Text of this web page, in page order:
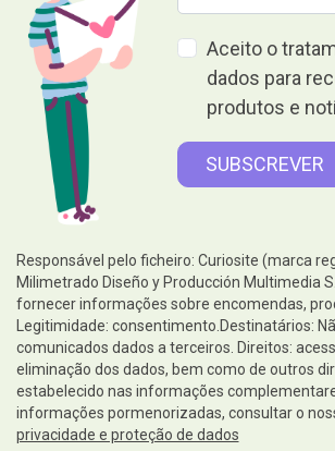
Aceito o
dados para
produtos e
Responsável pelo ficheiro: Curiosite (marca
Milimetrado Diseño y Producción Multimedia
fornecer informações sobre encomendas,
Legitimidade: consentimento.Destinatários:
comunicados dados a terceiros. Direitos:
eliminação dos dados, bem como de outros
estabelecido nas informações
informações pormenorizadas, consultar o
privacidade e proteção de dados